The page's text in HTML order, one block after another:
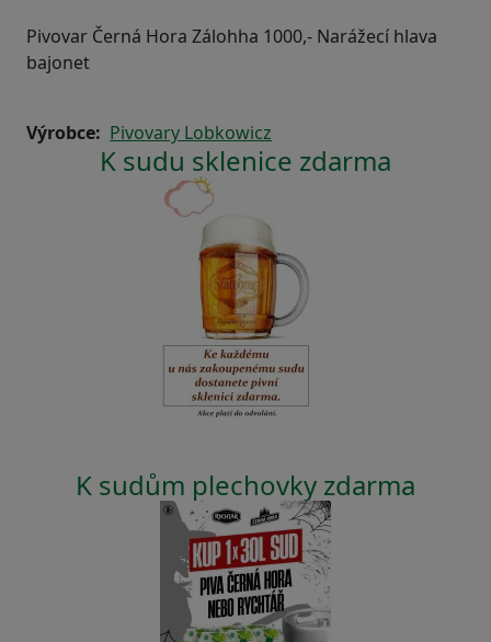
Pivovar Černá Hora Zálohha 1000,- Narážecí hlava
bajonet
Výrobce Pivovary Lobkowicz
K sudu sklenice zdarma
K sudům plechovky zdarma